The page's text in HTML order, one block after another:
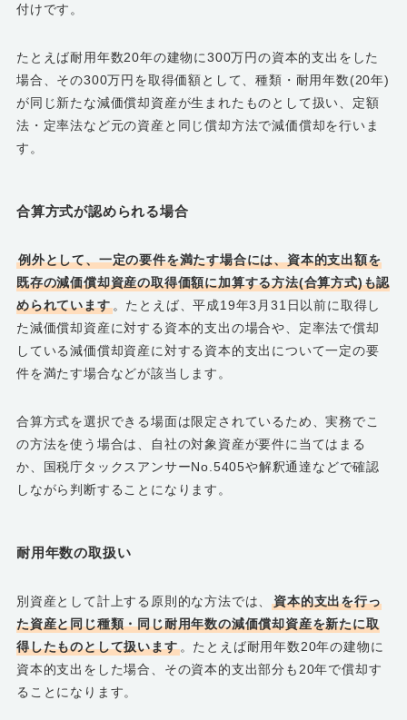
付けです。
たとえば耐用年数20年の建物に300万円の資本的支出をした
場合、その300万円を取得価額として、種類・耐用年数(20年)
が同じ新たな減価償却資産が生まれたものとして扱い、定額
法・定率法など元の資産と同じ償却方法で減価償却を行いま
す。
合算方式が認められる場合
例外として、一定の要件を満たす場合には、資本的支出額を
既存の減価償却資産の取得価額に加算する方法(合算方式)も認
められています。たとえば、平成19年3月31日以前に取得し
た減価償却資産に対する資本的支出の場合や、定率法で償却
している減価償却資産に対する資本的支出について一定の要
件を満たす場合などが該当します。
合算方式を選択できる場面は限定されているため、実務でこ
の方法を使う場合は、自社の対象資産が要件に当てはまる
か、国税庁タックスアンサーNo.5405や解釈通達などで確認
しながら判断することになります。
耐用年数の取扱い
別資産として計上する原則的な方法では、資本的支出を行っ
た資産と同じ種類・同じ耐用年数の減価償却資産を新たに取
得したものとして扱います。たとえば耐用年数20年の建物に
資本的支出をした場合、その資本的支出部分も20年で償却す
ることになります。